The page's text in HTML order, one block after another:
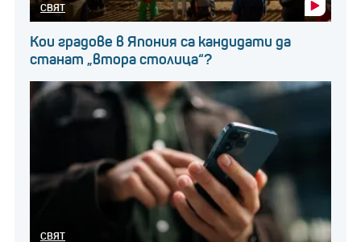
СВЯТ
Кои градове в Япония са кандидати да
станат „втора столица“?
СВЯТ